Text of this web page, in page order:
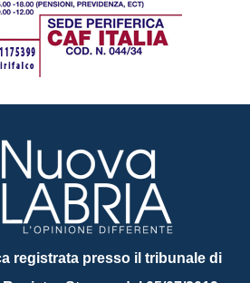
registrata presso il tribunale di